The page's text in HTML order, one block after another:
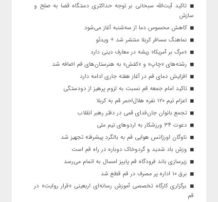
تاکید آیت‌الله‌ سبحانی بر توجه حداکثری دستگاه قضا به صلح و
سازش
کاهش محسوس دما از سه‌شنبه آغاز می‌شود
نماهنگ مسافر کربلا منتشر شد + ویدئو
«مرگ بر آمریکا» ریشه در معارف دینی دارد
رشته‌های «چاپ» و «کفش» به هنرستان‌های قم اضافه شد
افزایش دمای قم در آغاز هفته جاری ادامه دارد
تاکید امام جمعه قم نسبت به لزوم پرهیز از دودستگی
اعزام تیم ۱۲۰ نفره هلال‌احمر قم به کربلا
تجمع بانوان جان‌فدای قمی در دفتر رهبر انقلاب
دعوت ۳۴ ورزشکار به اردوهای تیم ملی
ناوگان اورژانس هوایی قم به بالگرد پیشرفته تجهیز شد
وزش باد شدید و گردوخاک دوباره در راه قم است
زیرسازی باند فرودگاه قم پاییز امسال به اتمام می‌رسد
برق ۱۰ اداره پر مصرف در قم قطع شد
برگزاری کارگاه تخصصی آموزش رسانه‌ای اربعینی «قرار روایت» در
قم